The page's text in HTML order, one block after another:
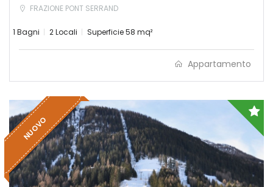
FRAZIONE PONT SERRAND
1 Bagni 2 Locali Superficie 58 mq²
Appartamento
NUOVO